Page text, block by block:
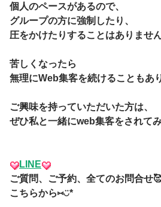
個人のペースがあるので、
グループの方に強制したり、
圧をかけたりすることはありません
苦しくなったら
無理にWeb集客を続けることもあ
ご興味を持っていただいた方は、
ぜひ私と一緒にweb集客をされて
LINE
ご質問、ご予約、全てのお問合せ
こちらから⑅◡̈*